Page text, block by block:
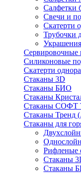
Свечи и
Скатерти
Трубочки
Сервировочные
Силиконовые
Скатерти
Стаканы 3D
Стаканы БИО
Стаканы
Стаканы
Стаканы Тренд
Стаканы для
Рифленые
Стаканы
Стаканы